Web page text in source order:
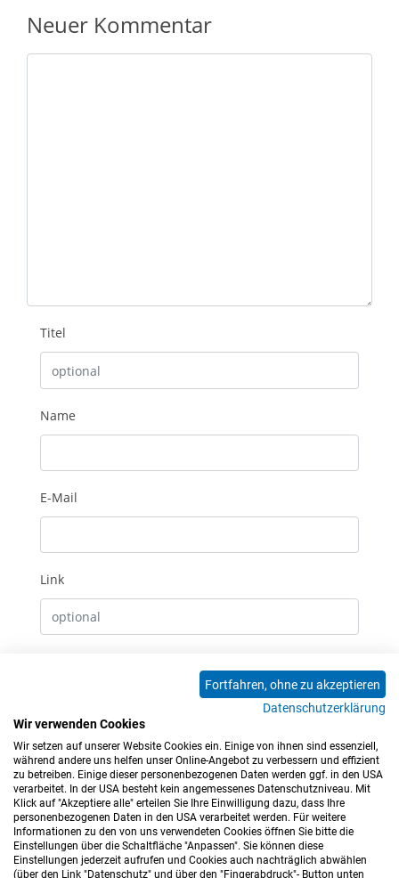
Neuer Kommentar
Titel
Name
E-Mail
Link
0 Kommentare
Fortfahren, ohne zu akzeptieren
Datenschutzerklärung
Wir verwenden Cookies
Wir setzen auf unserer Website Cookies ein. Einige von ihnen sind essenziell,
während andere uns helfen unser Online-Angebot zu verbessern und effizient
zu betreiben. Einige dieser personenbezogenen Daten werden ggf. in den USA
verarbeitet. In der USA besteht kein angemessenes Datenschutzniveau. Mit
Klick auf "Akzeptiere alle" erteilen Sie Ihre Einwilligung dazu, dass Ihre
personenbezogenen Daten in den USA verarbeitet werden. Für weitere
Informationen zu den von uns verwendeten Cookies öffnen Sie bitte die
Einstellungen über die Schaltfläche "Anpassen". Sie können diese
Einstellungen jederzeit aufrufen und Cookies auch nachträglich abwählen
(über den Link "Datenschutz" und über den "Fingerabdruck"- Button unten